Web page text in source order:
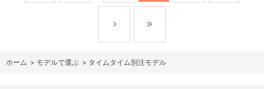
ホーム > モデルで選ぶ > タイムタイム別注モデル